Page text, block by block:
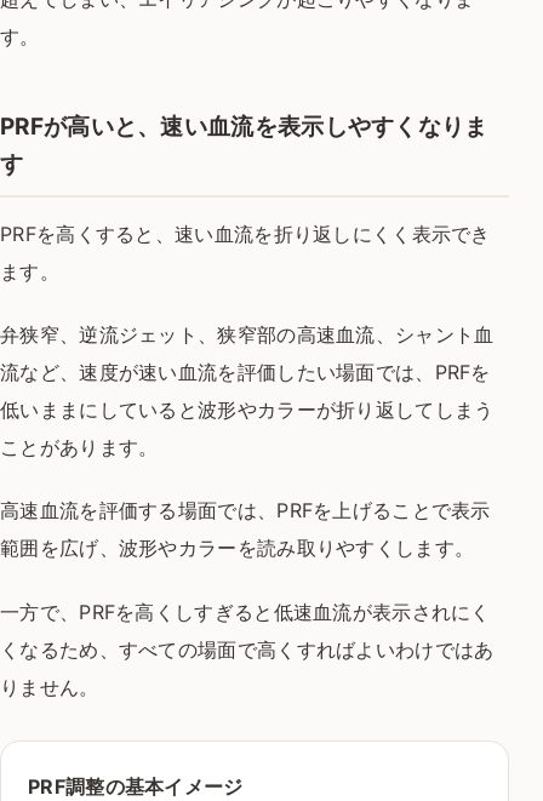
す。
PRFが高いと、速い血流を表示しやすくなりま
す
PRFを高くすると、速い血流を折り返しにくく表示でき
ます。
弁狭窄、逆流ジェット、狭窄部の高速血流、シャント血
流など、速度が速い血流を評価したい場面では、PRFを
低いままにしていると波形やカラーが折り返してしまう
ことがあります。
高速血流を評価する場面では、PRFを上げることで表示
範囲を広げ、波形やカラーを読み取りやすくします。
一方で、PRFを高くしすぎると低速血流が表示されにく
くなるため、すべての場面で高くすればよいわけではあ
りません。
PRF調整の基本イメージ